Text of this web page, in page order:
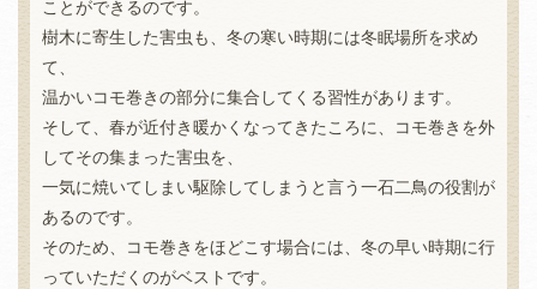
ことができるのです。
樹木に寄生した害虫も、冬の寒い時期には冬眠場所を求め
て、
温かいコモ巻きの部分に集合してくる習性があります。
そして、春が近付き暖かくなってきたころに、コモ巻きを外
してその集まった害虫を、
一気に焼いてしまい駆除してしまうと言う一石二鳥の役割が
あるのです。
そのため、コモ巻きをほどこす場合には、冬の早い時期に行
っていただくのがベストです。